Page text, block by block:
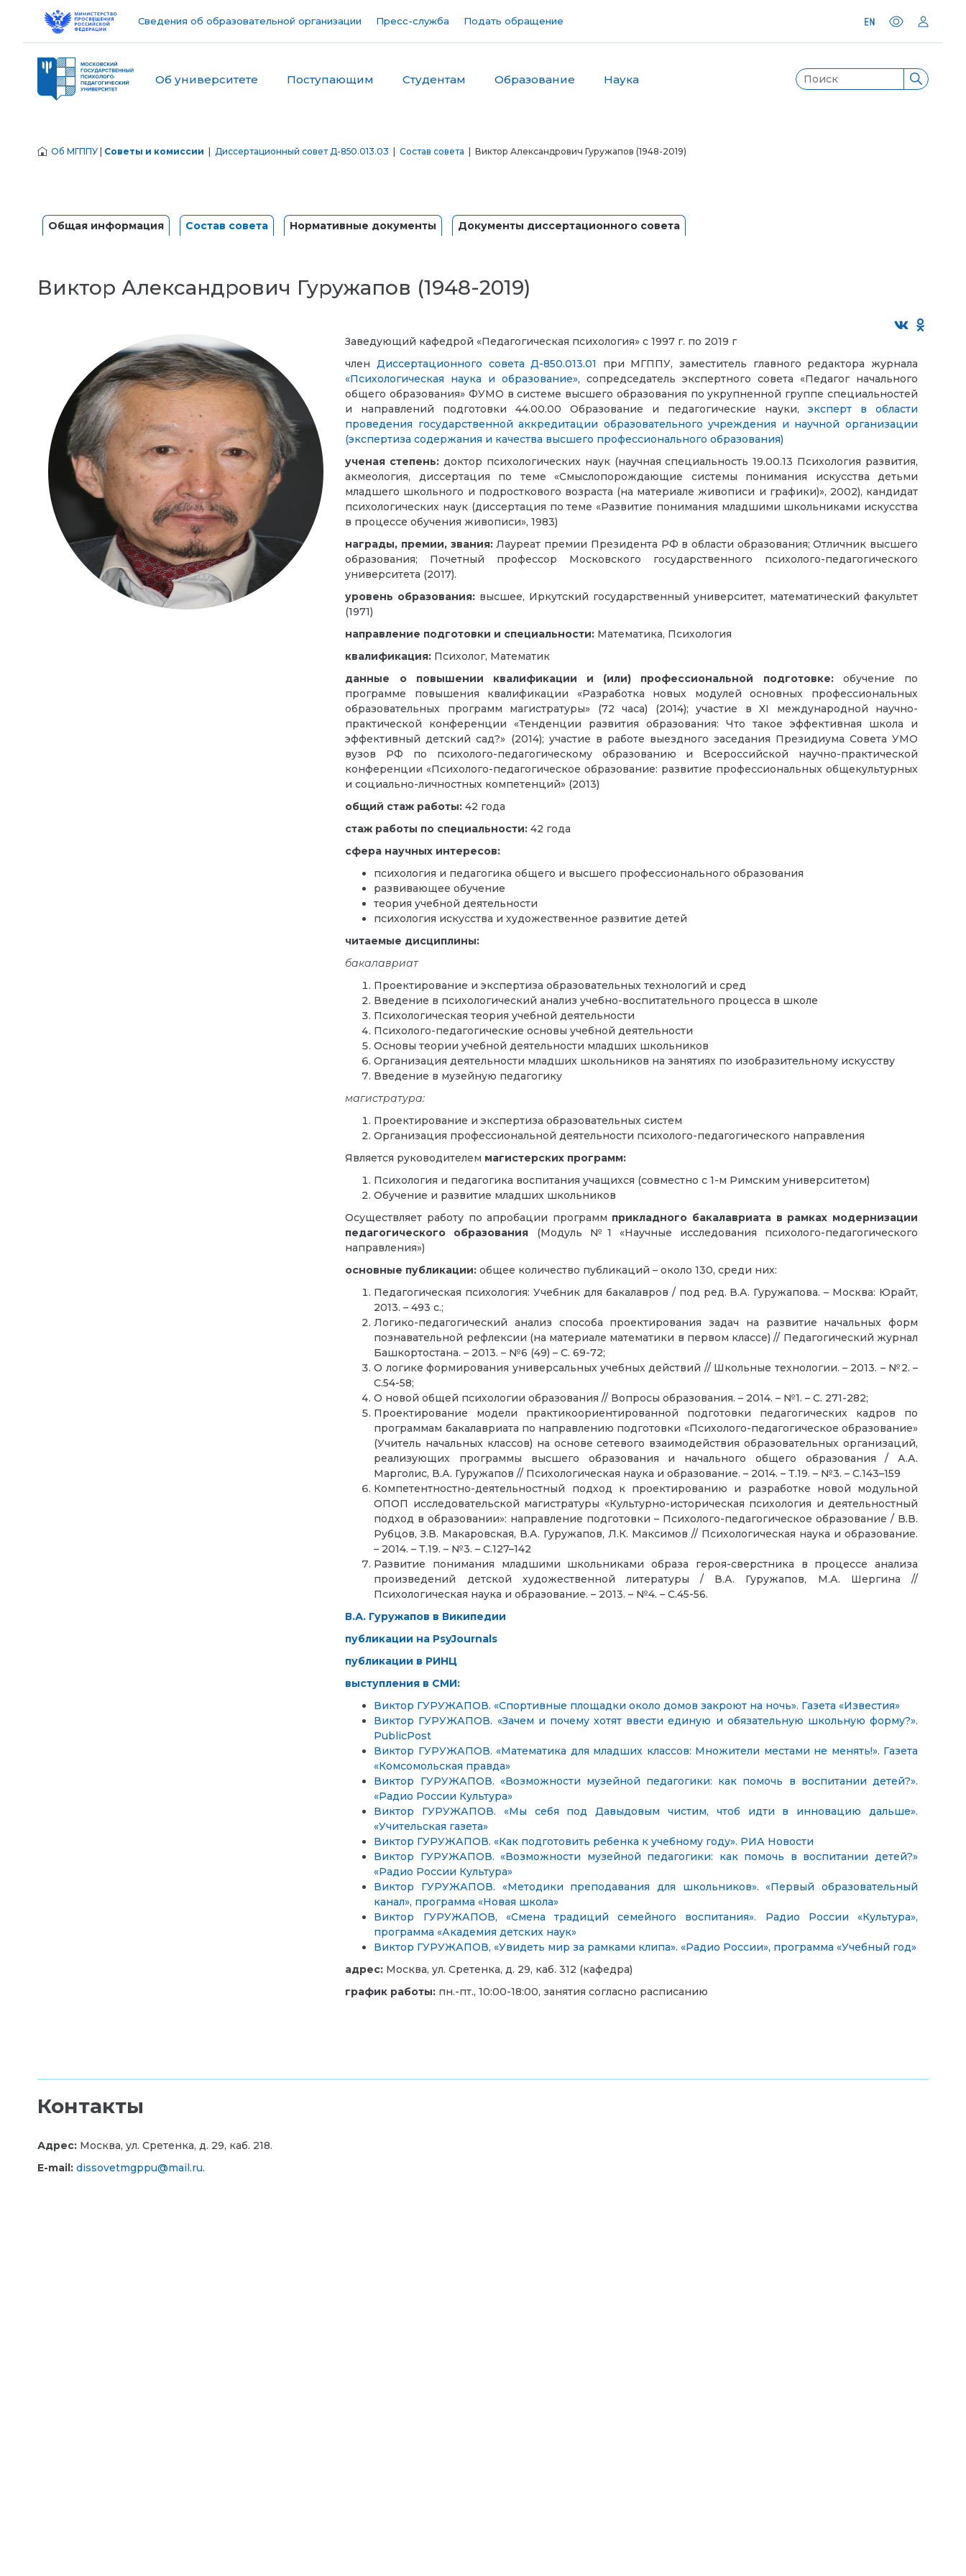
Сведения об образовательной организации Пресс-служба Подать обращение
Об университете Поступающим Студентам Образование Наука
Об МГППУ Советы и комиссии Диссертационный совет Д-850.013.03 Состав совета | Виктор Александрович Гуружапов (1948-2019)
Общая информация Состав совета Нормативные документы Документы диссертационного совета
Виктор Александрович Гуружапов (1948-2019)
Заведующий кафедрой «Педагогическая психология» с 1997 г. по 2019 г
член Диссертационного совета Д-850.013.01
при МГППУ, заместитель главного редактора журнала
«Психологическая наука и образование», сопредседатель экспертного совета «Педагог начального
общего образования» ФУМО в системе высшего образования по укрупненной группе специальностей
и направлений подготовки 44.00.00 Образование и педагогические науки,эксперт в области
проведения государственной аккредитации образовательного учреждения и научной организации
(экспертиза содержания и качества высшего профессионального образования)
ученая степень: доктор психологических наук (научная специальность 19.00.13 Психология развития,
акмеология, диссертация по теме «Смыслопорождающие системы понимания искусства детьми
младшего школьного и подросткового возраста (на материале живописи и графики)», 2002), кандидат
психологических наук (диссертация по теме «Развитие понимания младшими школьниками искусства
в процессе обучения живописи», 1983)
награды, премии, звания:Лауреат премии Президента РФ в области образования; Отличник высшего
образования; Почетный профессор Московского государственного психолого-педагогического
университета (2017).
уровень образования: высшее, Иркутский государственный университет, математический факультет
(1971)
направление подготовки и специальности: Математика, Психология
квалификация: Психолог, Математик
данные о повышении квалификации и (или) профессиональной подготовке:обучение по
программе повышения квалификации «Разработка новых модулей основных профессиональных
образовательных программ магистратуры» (72 часа) (2014); участие в XI международной научно-
практической конференции «Тенденции развития образования: Что такое эффективная школа и
эффективный детский сад?» (2014); участие в работе выездного заседания Президиума Совета УМО
вузов РФ по психолого-педагогическому образованию и Всероссийской научно-практической
конференции «Психолого-педагогическое образование: развитие профессиональных общекультурных
и социально-личностных компетенций» (2013)
общий стаж работы: 42 года
стаж работы по специальности: 42 года
сфера научных интересов:
психология и педагогика общего и высшего профессионального образования
развивающее обучение
теория учебной деятельности
психология искусства и художественное развитие детей
читаемые дисциплины:
бакалавриат
Проектирование и экспертиза образовательных технологий и сред
Введение в психологический анализ учебно-воспитательного процесса в школе
Психологическая теория учебной деятельности
Психолого-педагогические основы учебной деятельности
Основы теории учебной деятельности младших школьников
Организация деятельности младших школьников на занятиях по изобразительному искусству
Введение в музейную педагогику
магистратура:
Проектирование и экспертиза образовательных систем
Организация профессиональной деятельности психолого-педагогического направления
Является руководителем магистерских программ:
Психология и педагогика воспитания учащихся (совместно с 1-м Римским университетом)
Обучение и развитие младших школьников
Осуществляет работу по апробации программ прикладного бакалавриата в рамках модернизации
педагогического образования (Модуль №1 «Научные исследования психолого-педагогического
направления»)
основные публикации: общее количество публикаций – около 130, среди них:
Педагогическая психология: Учебник для бакалавров / под ред. В.А. Гуружапова. – Москва: Юрайт,
2013. – 493 с.;
Логико-педагогический анализ способа проектирования задач на развитие начальных форм
познавательной рефлексии (на материале математики в первом классе) // Педагогический журнал
Башкортостана. – 2013. – №6 (49) – С. 69-72;
О логике формирования универсальных учебных действий // Школьные технологии. – 2013. – №2. –
С.54-58;
О новой общей психологии образования // Вопросы образования. – 2014. – №1. – С. 271-282;
Проектирование модели практикоориентированной подготовки педагогических кадров по
программам бакалавриата по направлению подготовки «Психолого-педагогическое образование»
(Учитель начальных классов) на основе сетевого взаимодействия образовательных организаций,
реализующих программы высшего образования и начального общего образования / А.А.
Марголис, В.А. Гуружапов // Психологическая наука и образование. – 2014. – Т.19. – №3. – С.143–159
Компетентностно-деятельностный подход к проектированию и разработке новой модульной
ОПОП исследовательской магистратуры «Культурно-историческая психология и деятельностный
подход в образовании»: направление подготовки – Психолого-педагогическое образование / В.В.
Рубцов, З.В. Макаровская, В.А. Гуружапов, Л.К. Максимов // Психологическая наука и образование.
– 2014. – Т.19. – №3. – С.127–142
Развитие понимания младшими школьниками образа героя-сверстника в процессе анализа
произведений детской художественной литературы / В.А. Гуружапов, М.А. Шергина //
Психологическая наука и образование. – 2013. – №4. – С.45-56.
В.А. Гуружапов в Википедии
публикации на PsyJournals
публикации в РИНЦ
выступления в СМИ:
Виктор ГУРУЖАПОВ. «Спортивные площадки около домов закроют на ночь». Газета «Известия»
Виктор ГУРУЖАПОВ. «Зачем и почему хотят ввести единую и обязательную школьную форму?».
PublicPost
Виктор ГУРУЖАПОВ. «Математика для младших классов: Множители местами не менять!». Газета
«Комсомольская правда»
Виктор ГУРУЖАПОВ. «Возможности музейной педагогики: как помочь в воспитании детей?».
«Радио России Культура»
Виктор ГУРУЖАПОВ. «Мы себя под Давыдовым чистим, чтоб идти в инновацию дальше».
«Учительская газета»
Виктор ГУРУЖАПОВ. «Как подготовить ребенка к учебному году». РИА Новости
Виктор ГУРУЖАПОВ. «Возможности музейной педагогики: как помочь в воспитании детей?»
«Радио России Культура»
Виктор ГУРУЖАПОВ. «Методики преподавания для школьников». «Первый образовательный
канал», программа «Новая школа»
Виктор ГУРУЖАПОВ, «Смена традиций семейного воспитания». Радио России «Культура»,
программа «Академия детских наук»
Виктор ГУРУЖАПОВ, «Увидеть мир за рамками клипа». «Радио России», программа «Учебный год»
адрес: Москва, ул. Сретенка, д. 29, каб. 312 (кафедра)
график работы: пн.-пт., 10:00-18:00, занятия согласно расписанию
Контакты
Адрес: Москва, ул. Сретенка, д. 29, каб. 218.
E-mail: dissovetmgppu@mail.ru.